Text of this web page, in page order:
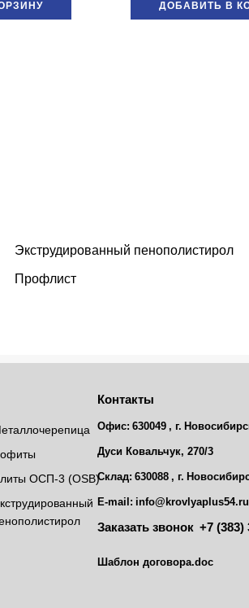
ДОБАВИТЬ В
Экструдированный пенополистирол
Профлист
ОСП-3 (OSB)
Контакты
Офис: 630049 , г.
Дуси Ковальчук, 270/3
Склад: 630088 , г.
E-mail: info@krovlyaplus54.ru
Заказать звонок +7 (383)
Шаблон договора.doc